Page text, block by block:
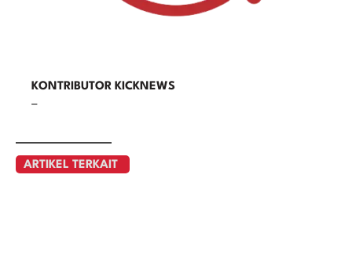
KONTRIBUTOR KICKNEWS
–
ARTIKEL TERKAIT